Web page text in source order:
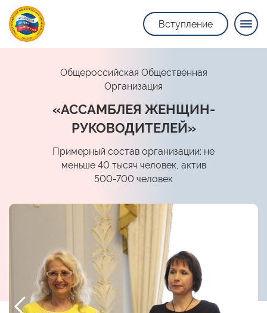
Вступление
Общероссийская Общественная
Организация
«АССАМБЛЕЯ ЖЕНЩИН-
РУКОВОДИТЕЛЕЙ»
Примерный состав организации: не
меньше 40 тысяч человек, актив
500-700 человек